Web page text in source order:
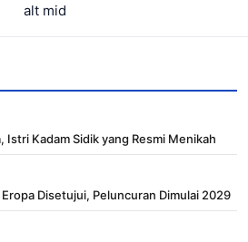
alt mid
Istri Kadam Sidik yang Resmi Menikah
Disetujui, Peluncuran Dimulai 2029